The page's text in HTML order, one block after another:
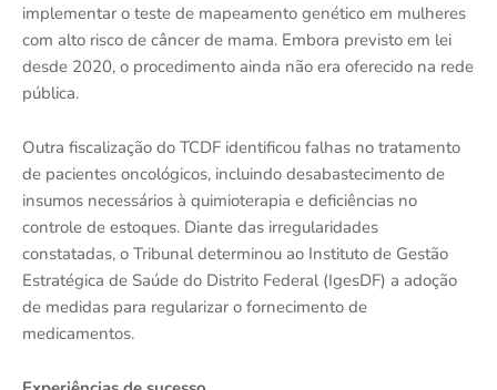
implementar o teste de mapeamento genético em mulheres
com alto risco de câncer de mama. Embora previsto em lei
desde 2020, o procedimento ainda não era oferecido na rede
pública.
Outra fiscalização do TCDF identificou falhas no tratamento
de pacientes oncológicos, incluindo desabastecimento de
insumos necessários à quimioterapia e deficiências no
controle de estoques. Diante das irregularidades
constatadas, o Tribunal determinou ao Instituto de Gestão
Estratégica de Saúde do Distrito Federal (IgesDF) a adoção
de medidas para regularizar o fornecimento de
medicamentos.